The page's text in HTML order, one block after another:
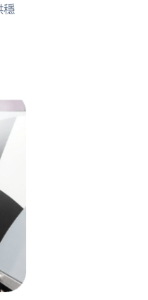
穩